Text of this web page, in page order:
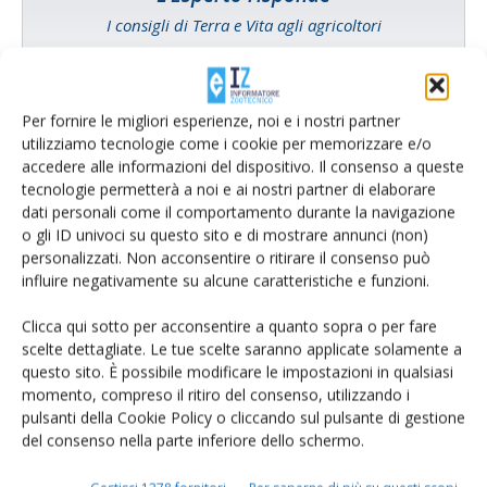
Per fornire le migliori esperienze, noi e i nostri partner
utilizziamo tecnologie come i cookie per memorizzare e/o
accedere alle informazioni del dispositivo. Il consenso a queste
tecnologie permetterà a noi e ai nostri partner di elaborare
dati personali come il comportamento durante la navigazione
o gli ID univoci su questo sito e di mostrare annunci (non)
personalizzati. Non acconsentire o ritirare il consenso può
influire negativamente su alcune caratteristiche e funzioni.
Clicca qui sotto per acconsentire a quanto sopra o per fare
scelte dettagliate. Le tue scelte saranno applicate solamente a
questo sito. È possibile modificare le impostazioni in qualsiasi
momento, compreso il ritiro del consenso, utilizzando i
pulsanti della Cookie Policy o cliccando sul pulsante di gestione
del consenso nella parte inferiore dello schermo.
I consigli di Terra e Vita agli agricoltori
Cerca adesso
Rimani aggiornato sul mondo
dell’agricoltura
Iscriviti alle nostre newsletter